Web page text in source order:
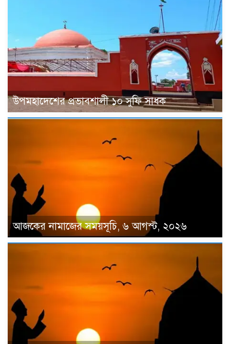
উপমহাদেশের প্রভাবশালী ১০ সুফি সাধক
আজকের নামাজের সময়সূচি, ৬ আগস্ট, ২০২৬